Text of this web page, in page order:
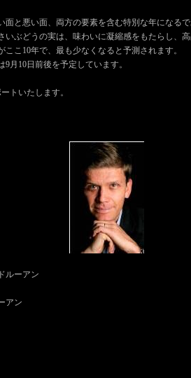
面と悪い面、両方の要素を含む特別な年になる
いぶどうの実は、味わいに凝縮感をもたらし、
ここ10年で、最も少なくなると予測されます。
月10日前後を予定しています。
トいたします。
ルーアン
アン